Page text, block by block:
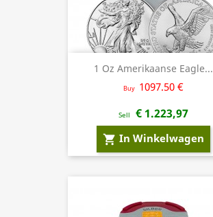
1 Oz Amerikaanse Eagle...
Buy 1097.50 €
Sell € 1.223,97
shopping_cart In Winkelwagen